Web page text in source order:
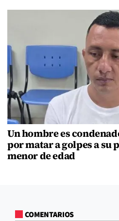
Un hombre es
por matar a golpes a su
menor de edad
COMENTARIOS